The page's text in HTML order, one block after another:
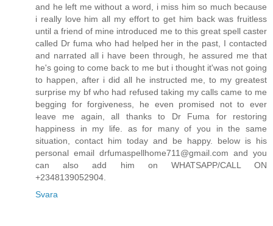
and he left me without a word, i miss him so much because
i really love him all my effort to get him back was fruitless
until a friend of mine introduced me to this great spell caster
called Dr fuma who had helped her in the past, I contacted
and narrated all i have been through, he assured me that
he's going to come back to me but i thought it'was not going
to happen, after i did all he instructed me, to my greatest
surprise my bf who had refused taking my calls came to me
begging for forgiveness, he even promised not to ever
leave me again, all thanks to Dr Fuma for restoring
happiness in my life. as for many of you in the same
situation, contact him today and be happy. below is his
personal email drfumaspellhome711@gmail.com and you
can also add him on WHATSAPP/CALL ON
+2348139052904.
Svara